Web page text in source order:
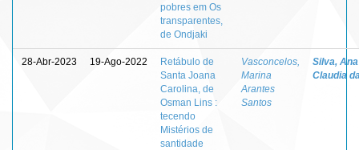
pobres em Os
transparentes,
de Ondjaki
28-Abr-2023 19-Ago-2022
Retábulo de
Santa Joana
Carolina, de
Osman Lins :
tecendo
Mistérios de
santidade
Vasconcelos,
Marina
Arantes
Santos
Silva, Ana
Claudia